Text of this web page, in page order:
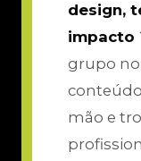
design,
impacto
grupo
mão e